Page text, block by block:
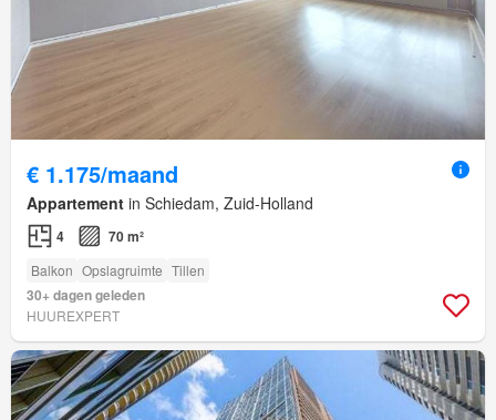
€ 1.175/maand
Appartement in Schiedam, Zuid-Holland
4 70 m²
Balkon Opslagruimte Tillen
30+ dagen geleden
HUUREXPERT